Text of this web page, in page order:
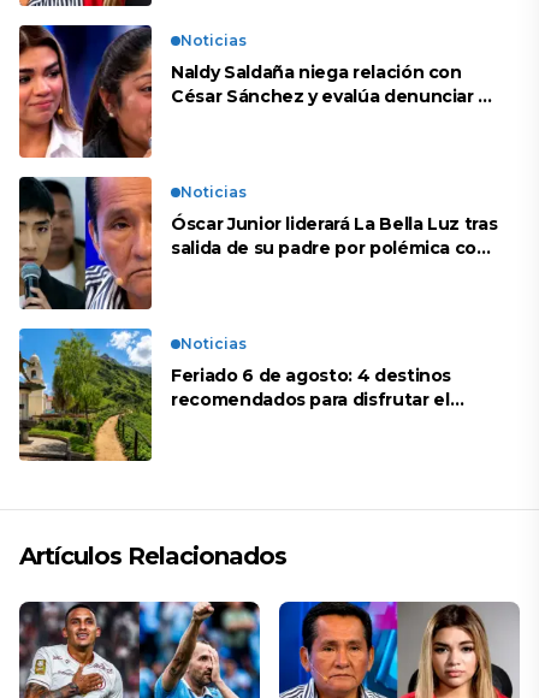
Noticias
Naldy Saldaña niega relación con
César Sánchez y evalúa denunciar a
Noticias
Óscar Junior liderará La Bella Luz tras
salida de su padre por polémica con
Noticias
Feriado 6 de agosto: 4 destinos
recomendados para disfrutar el
Artículos Relacionados